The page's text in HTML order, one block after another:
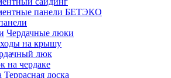
панели БЕТЭКО
Чердачные люки
на крышу
люк
на чердаке
Террасная доска